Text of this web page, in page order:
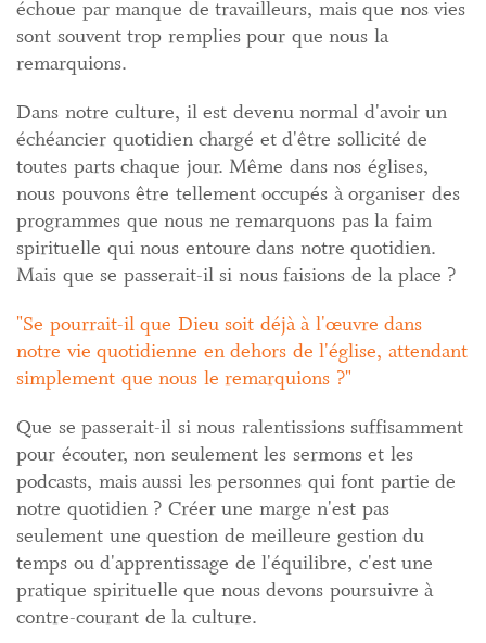
échoue par manque de travailleurs, mais que nos vies
sont souvent trop remplies pour que nous la
remarquions.
Dans notre culture, il est devenu normal d'avoir un
échéancier quotidien chargé et d'être sollicité de
toutes parts chaque jour. Même dans nos églises,
nous pouvons être tellement occupés à organiser des
programmes que nous ne remarquons pas la faim
spirituelle qui nous entoure dans notre quotidien.
Mais que se passerait-il si nous faisions de la place ?
Se pourrait-il que Dieu soit déjà à l'œuvre dans
notre vie quotidienne en dehors de l'église, attendant
simplement que nous le remarquions ?
Que se passerait-il si nous ralentissions suffisamment
pour écouter, non seulement les sermons et les
podcasts, mais aussi les personnes qui font partie de
notre quotidien ? Créer une marge n'est pas
seulement une question de meilleure gestion du
temps ou d'apprentissage de l'équilibre, c'est une
pratique spirituelle que nous devons poursuivre à
contre-courant de la culture.